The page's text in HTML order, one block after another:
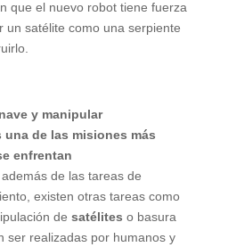
que el nuevo robot tiene fuerza
un satélite como una serpiente
y manipular
una de las misiones más
enfrentan
de las tareas de
existen otras tareas como
de satélites o basura
ser realizadas por humanos y